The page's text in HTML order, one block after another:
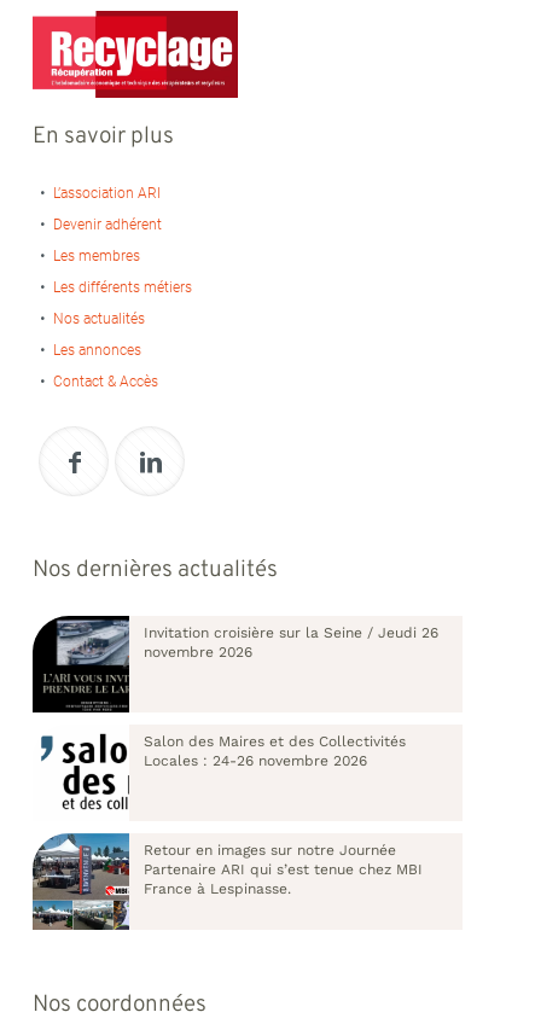
En savoir plus
L’association ARI
Devenir adhérent
Les membres
Les différents métiers
Nos actualités
Les annonces
Contact & Accès
Nos dernières actualités
Invitation croisière sur la Seine / Jeudi 26
novembre 2026
Salon des Maires et des Collectivités
Locales : 24-26 novembre 2026
Retour en images sur notre Journée
Partenaire ARI qui s’est tenue chez MBI
France à Lespinasse.
Nos coordonnées